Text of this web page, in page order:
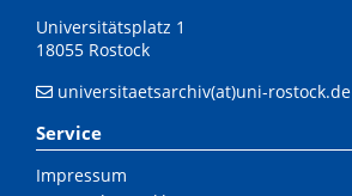
Universitätsplatz 1
18055 Rostock
universitaetsarchiv(at)uni-rostock.de
Service
Impressum